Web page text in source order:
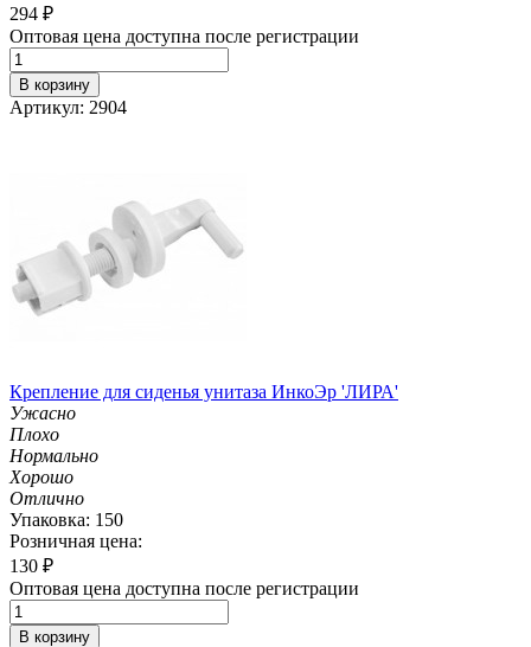
294 ₽
Оптовая цена доступна после регистрации
В корзину
Артикул: 2904
Крепление для сиденья унитаза ИнкоЭр 'ЛИРА'
Ужасно
Плохо
Нормально
Хорошо
Отлично
Упаковка: 150
Розничная цена:
130 ₽
Оптовая цена доступна после регистрации
В корзину